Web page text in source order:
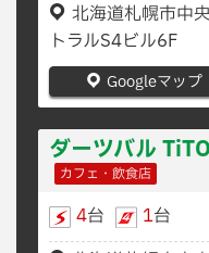
北海道札幌市中
トラルS4ビル6F
Googleマップ
ダーツバル
カフェ・飲食店
4台 1台